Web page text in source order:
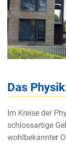
Das
Im Kreise der
schlossartige
wohlbekannter